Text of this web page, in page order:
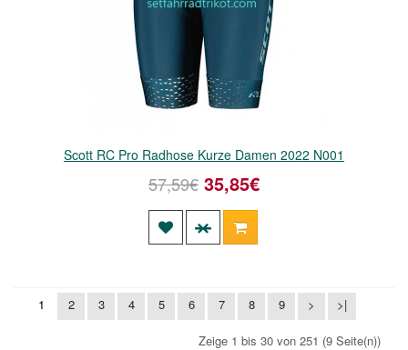
Scott RC Pro Radhose Kurze Damen 2022 N001
57,59€ 35,85€
1 2 3 4 5 6 7 8 9 > >|
Zeige 1 bis 30 von 251 (9 Seite(n))